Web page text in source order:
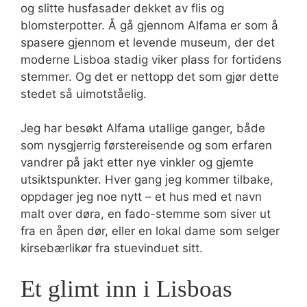
og slitte husfasader dekket av flis og
blomsterpotter. Å gå gjennom Alfama er som å
spasere gjennom et levende museum, der det
moderne Lisboa stadig viker plass for fortidens
stemmer. Og det er nettopp det som gjør dette
stedet så uimotståelig.
Jeg har besøkt Alfama utallige ganger, både
som nysgjerrig førstereisende og som erfaren
vandrer på jakt etter nye vinkler og gjemte
utsiktspunkter. Hver gang jeg kommer tilbake,
oppdager jeg noe nytt – et hus med et navn
malt over døra, en fado-stemme som siver ut
fra en åpen dør, eller en lokal dame som selger
kirsebærlikør fra stuevinduet sitt.
Et glimt inn i Lisboas